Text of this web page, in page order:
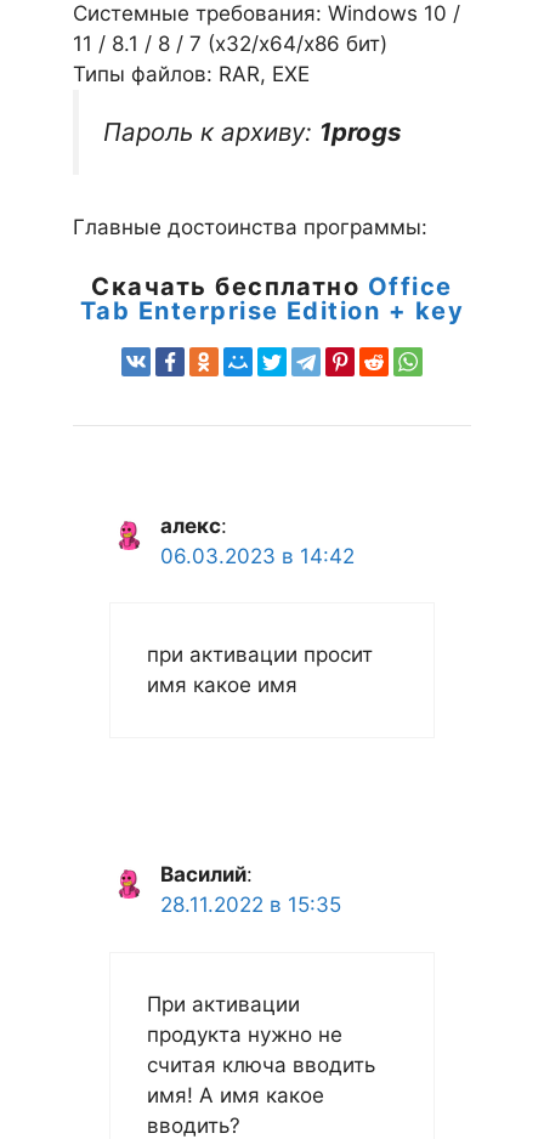
Системные требования: Windows 10 /
11 / 8.1 / 8 / 7 (х32/x64/x86 бит)
Типы файлов: RAR, EXE
Пароль к архиву: 1progs
Главные достоинства программы:
Скачать бесплатно Office
Tab Enterprise Edition + key
алекс:
06.03.2023 в 14:42
при активации просит
имя какое имя
Василий:
28.11.2022 в 15:35
При активации
продукта нужно не
считая ключа вводить
имя! А имя какое
вводить?